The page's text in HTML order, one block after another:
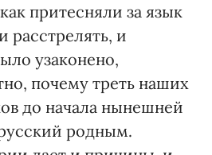
притесняли за язык
и
узаконено,
почему треть наших
до начала нынешней
родным.